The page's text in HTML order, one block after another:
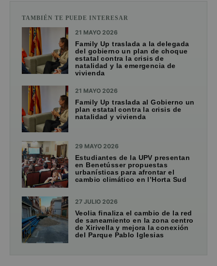
TAMBIÉN TE PUEDE INTERESAR
21 MAYO 2026
Family Up traslada a la delegada
del gobierno un plan de choque
estatal contra la crisis de
natalidad y la emergencia de
vivienda
21 MAYO 2026
Family Up traslada al Gobierno un
plan estatal contra la crisis de
natalidad y vivienda
29 MAYO 2026
Estudiantes de la UPV presentan
en Benetússer propuestas
urbanísticas para afrontar el
cambio climático en l’Horta Sud
27 JULIO 2026
Veolia finaliza el cambio de la red
de saneamiento en la zona centro
de Xirivella y mejora la conexión
del Parque Pablo Iglesias